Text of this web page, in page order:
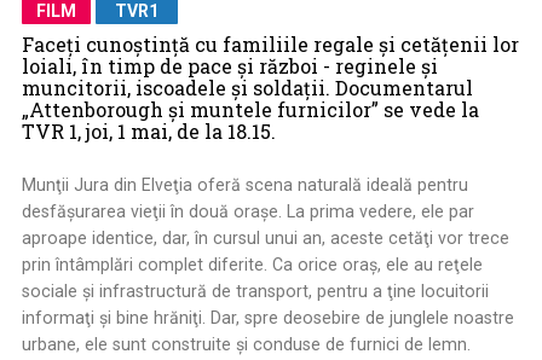
FILM TVR1
Faceți cunoștință cu familiile regale și cetățenii lor
loiali, în timp de pace și război - reginele şi
muncitorii, iscoadele şi soldaţii. Documentarul
„Attenborough şi muntele furnicilor” se vede la
TVR 1, joi, 1 mai, de la 18.15.
Munţii Jura din Elveţia oferă scena naturală ideală pentru
desfăşurarea vieţii în două oraşe. La prima vedere, ele par
aproape identice, dar, în cursul unui an, aceste cetăţi vor trece
prin întâmplări complet diferite. Ca orice oraş, ele au reţele
sociale şi infrastructură de transport, pentru a ţine locuitorii
informaţi şi bine hrăniţi. Dar, spre deosebire de junglele noastre
urbane, ele sunt construite şi conduse de furnici de lemn.